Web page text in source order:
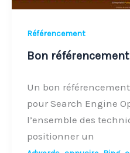
Référencement
Bon référencement
Un bon
pour Search Engine
l’ensemble des
positionner un